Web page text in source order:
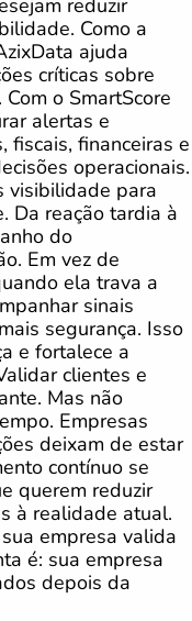
reduzir
Como a
ajuda
críticas sobre
o SmartScore
alertas e
fiscais, financeiras e
operacionais.
visibilidade para
Da reação tardia à
do
Em vez de
ela trava a
sinais
segurança. Isso
e fortalece a
clientes e
Mas não
Empresas
deixam de estar
contínuo se
querem reduzir
à realidade atual.
empresa valida
é: sua empresa
depois da